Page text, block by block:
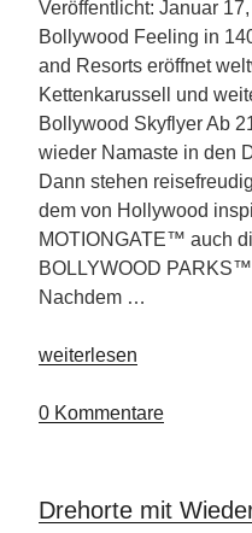
Veröffentlicht: Januar
Bollywood Feeling in
and Resorts eröffnet
Kettenkarussell und
Bollywood Skyflyer Ab
wieder Namaste in den
Dann stehen
dem von Hollywood
MOTIONGATE™ auch
BOLLYWOOD
Nachdem …
„Weltweit
Kettenkarusell
Dubai“
weiterlesen
0 Kommentare
Drehorte mit